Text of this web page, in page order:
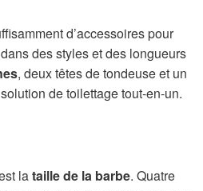
d’accessoires pour
des styles et des longueurs
, deux têtes de tondeuse et un
de toilettage tout-en-un.
lataille de la barbe. Quatre